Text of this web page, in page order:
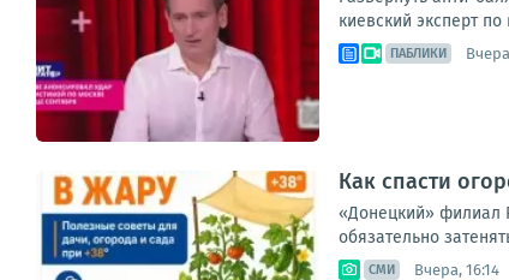
киевский эксперт
ПАБЛИКИ
Как спасти
«Донецкий» филиал
обязательно
СМИ Вчера, 16:14